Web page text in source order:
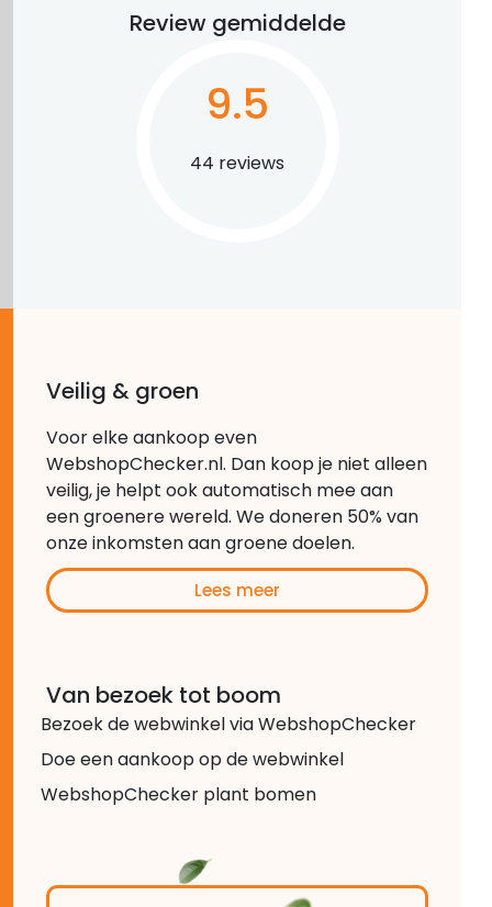
Review gemiddelde
44 reviews
9.5
Veilig & groen
Voor elke aankoop even
WebshopChecker.nl. Dan koop je niet alleen
veilig, je helpt ook automatisch mee aan
een groenere wereld. We doneren 50% van
onze inkomsten aan groene doelen.
Lees meer
Van bezoek tot boom
Bezoek de webwinkel via WebshopChecker
Doe een aankoop op de webwinkel
WebshopChecker plant bomen